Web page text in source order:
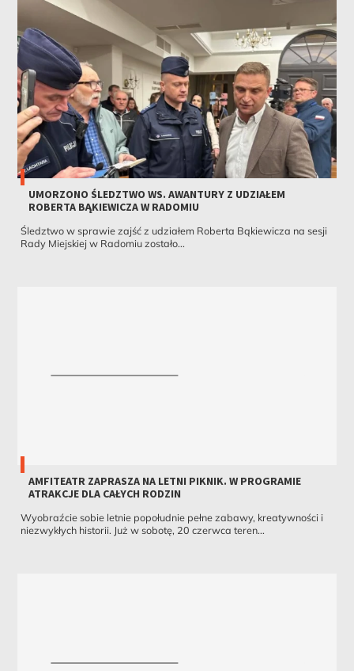
UMORZONO ŚLEDZTWO WS. AWANTURY Z UDZIAŁEM
ROBERTA BĄKIEWICZA W RADOMIU
Śledztwo w sprawie zajść z udziałem Roberta Bąkiewicza na sesji
Rady Miejskiej w Radomiu zostało...
AMFITEATR ZAPRASZA NA LETNI PIKNIK. W PROGRAMIE
ATRAKCJE DLA CAŁYCH RODZIN
Wyobraźcie sobie letnie popołudnie pełne zabawy, kreatywności i
niezwykłych historii. Już w sobotę, 20 czerwca teren...